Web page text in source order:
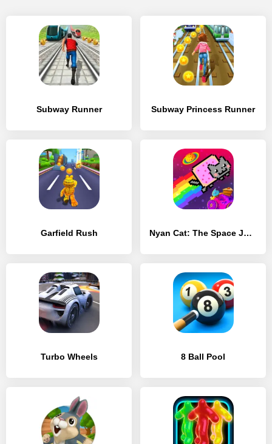
Subway Runner Subway Princess Runner
Garfield Rush Nyan Cat: The Space Journey
Turbo Wheels 8 Ball Pool